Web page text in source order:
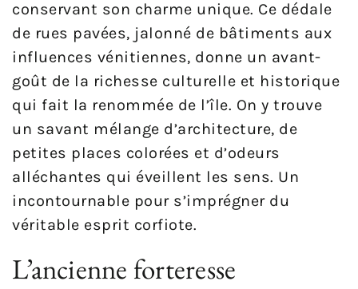
conservant son charme unique. Ce dédale
de rues pavées, jalonné de bâtiments aux
influences vénitiennes, donne un avant-
goût de la richesse culturelle et historique
qui fait la renommée de l’île. On y trouve
un savant mélange d’architecture, de
petites places colorées et d’odeurs
alléchantes qui éveillent les sens. Un
incontournable pour s’imprégner du
véritable esprit corfiote.
L’ancienne forteresse